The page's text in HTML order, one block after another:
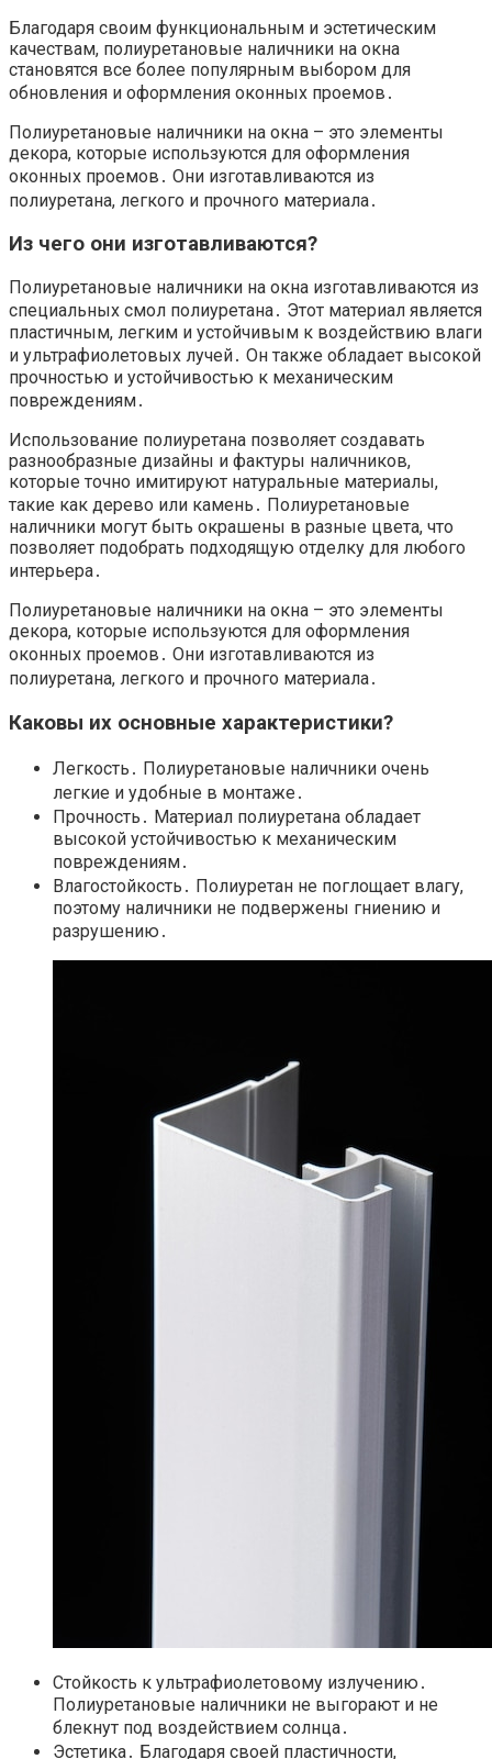
Благодаря своим функциональным и эстетическим
качествам, полиуретановые наличники на окна
становятся все более популярным выбором для
обновления и оформления оконных проемов․
Полиуретановые наличники на окна – это элементы
декора, которые используются для оформления
оконных проемов․ Они изготавливаются из
полиуретана, легкого и прочного материала․
Из чего они изготавливаются?​
Полиуретановые наличники на окна изготавливаются из
специальных смол полиуретана․ Этот материал является
пластичным, легким и устойчивым к воздействию влаги
и ультрафиолетовых лучей․ Он также обладает высокой
прочностью и устойчивостью к механическим
повреждениям․
Использование полиуретана позволяет создавать
разнообразные дизайны и фактуры наличников,
которые точно имитируют натуральные материалы,
такие как дерево или камень․ Полиуретановые
наличники могут быть окрашены в разные цвета, что
позволяет подобрать подходящую отделку для любого
интерьера․
Полиуретановые наличники на окна – это элементы
декора, которые используются для оформления
оконных проемов․ Они изготавливаются из
полиуретана, легкого и прочного материала․
Каковы их основные характеристики?​
Легкость․ Полиуретановые наличники очень
легкие и удобные в монтаже․
Прочность․ Материал полиуретана обладает
высокой устойчивостью к механическим
повреждениям․
Влагостойкость․ Полиуретан не поглощает влагу,
поэтому наличники не подвержены гниению и
разрушению․
Стойкость к ультрафиолетовому излучению․
Полиуретановые наличники не выгорают и не
блекнут под воздействием солнца․
Эстетика․ Благодаря своей пластичности,